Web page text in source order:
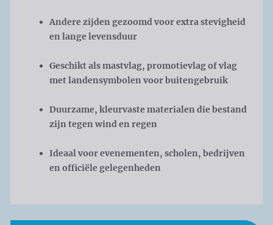
Andere zijden gezoomd voor extra stevigheid
en lange levensduur
Geschikt als mastvlag, promotievlag of vlag
met landensymbolen voor buitengebruik
Duurzame, kleurvaste materialen die bestand
zijn tegen wind en regen
Ideaal voor evenementen, scholen, bedrijven
en officiële gelegenheden